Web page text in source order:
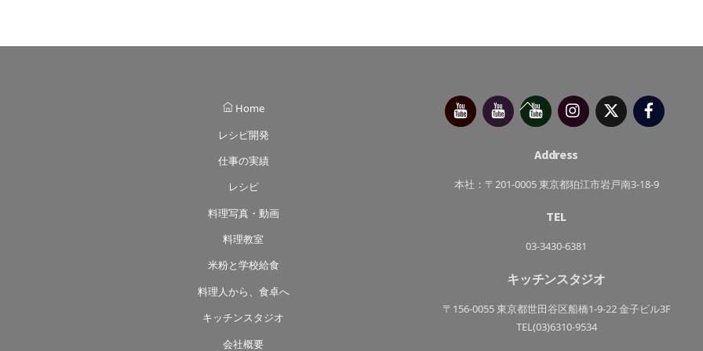
Back
To
Home
レシピ開発
仕事の実績
レシピ
料理写真・動画
料理教室
米粉と学校給食
料理人から、食卓へ
キッチンスタジオ
会社概要
今
別
府
べ
っ
ぷ
べ
っ
ぷ
き
ん
InstagramX（旧
Twitter）
Address
本社：〒201-0005 東京都狛江市岩戸南3-18-9
TEL
03-3430-6381
キッチンスタジオ
〒156-0055 東京都世田谷区船橋1-9-22 金子ビル3F
TEL(03)6310-9534